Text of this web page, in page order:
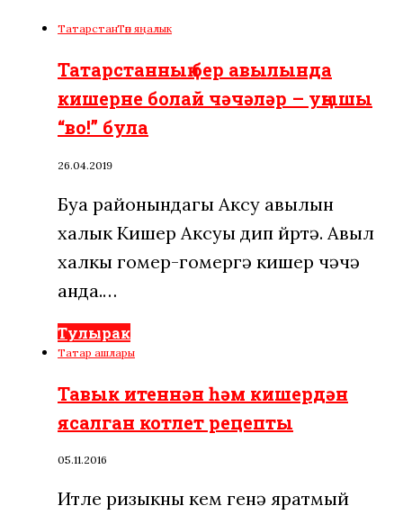
ТатарстанТөп яңалык
Татарстанның бер авылында
кишерне болай чәчәләр – уңышы
“во!” була
26.04.2019
Буа районындагы Аксу авылын
халык Кишер Аксуы дип йөртә. Авыл
халкы гомер-гомергә кишер чәчә
анда.…
Тулырак
Татар ашлары
Тавык итеннән һәм кишердән
ясалган котлет рецепты
05.11.2016
Итле ризыкны кем генә яратмый